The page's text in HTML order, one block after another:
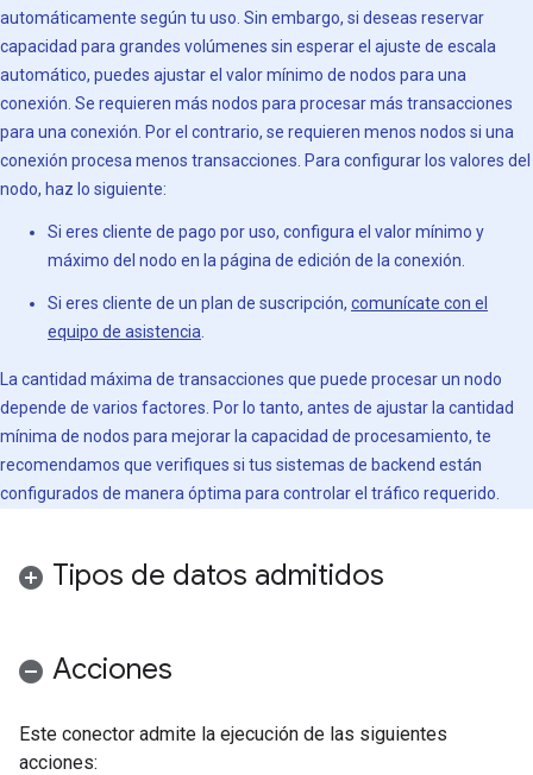
automáticamente según tu uso. Sin embargo, si deseas reservar
capacidad para grandes volúmenes sin esperar el ajuste de escala
automático, puedes ajustar el valor mínimo de nodos para una
conexión. Se requieren más nodos para procesar más transacciones
para una conexión. Por el contrario, se requieren menos nodos si una
conexión procesa menos transacciones. Para configurar los valores del
nodo, haz lo siguiente:
Si eres cliente de pago por uso, configura el valor mínimo y
máximo del nodo en la página de edición de la conexión.
Si eres cliente de un plan de suscripción, comunícate con el
equipo de asistencia
La cantidad máxima de transacciones que puede procesar un nodo
depende de varios factores. Por lo tanto, antes de ajustar la cantidad
mínima de nodos para mejorar la capacidad de procesamiento, te
recomendamos que verifiques si tus sistemas de backend están
configurados de manera óptima para controlar el tráfico requerido.
Tipos de datos admitidos
Acciones
Este conector admite la ejecución de las siguientes
acciones: